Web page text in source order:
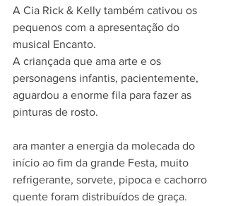
A Cia Rick & Kelly também cativou os
pequenos com a apresentação do
musical Encanto.
A criançada que ama arte e os
personagens infantis, pacientemente,
aguardou a enorme fila para fazer as
pinturas de rosto.
ara manter a energia da molecada do
início ao fim da grande Festa, muito
refrigerante, sorvete, pipoca e cachorro
quente foram distribuídos de graça.